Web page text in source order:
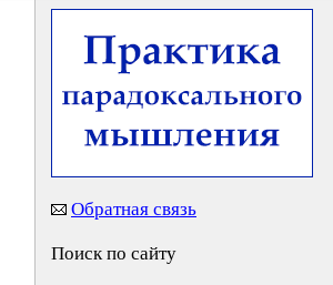
Обратная связь
Поиск по сайту